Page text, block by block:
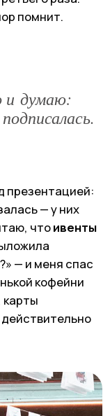
и думаю:
неделю,